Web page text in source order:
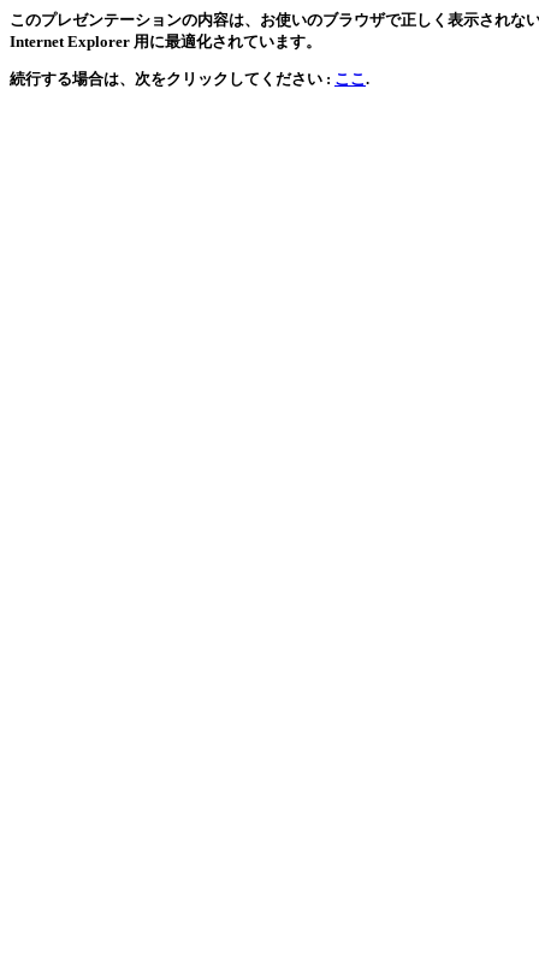
このプレゼンテーションの内容は、お使いのブラウザで正しく表示され
Internet Explorer 用に最適化されています。
続行する場合は、次をクリックしてください : ここ.